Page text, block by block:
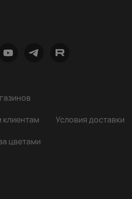
Условия доставки
цветами